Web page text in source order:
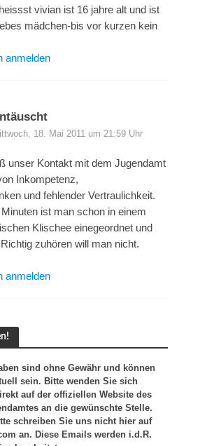
vivian ist 16 jahre alt und ist
mädchen-bis vor kurzen kein
anmelden
18. Mai 2011 um 21:59 Uhr
unser Kontakt mit dem Jugendamt
Inkompetenz,
und fehlender Vertraulichkeit.
ist man schon in einem
Klischee einegeordnet und
zuhören will man nicht.
anmelden
sind ohne Gewähr und können
sein. Bitte wenden Sie sich
auf der offiziellen Website des
an die gewünschte Stelle.
schreiben Sie uns nicht hier auf
an. Diese Emails werden i.d.R.